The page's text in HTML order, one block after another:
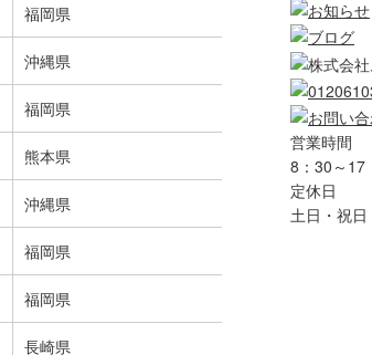
福岡県
沖縄県
福岡県
熊本県
沖縄県
福岡県
福岡県
長崎県
営業時間
8：30～17
定休日
土日・祝日